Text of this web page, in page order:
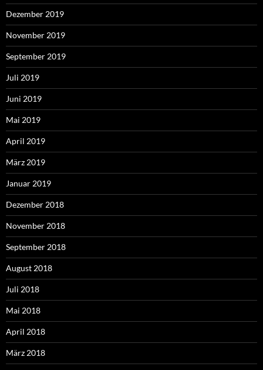
Dezember 2019
November 2019
September 2019
Juli 2019
Juni 2019
Mai 2019
April 2019
März 2019
Januar 2019
Dezember 2018
November 2018
September 2018
August 2018
Juli 2018
Mai 2018
April 2018
März 2018